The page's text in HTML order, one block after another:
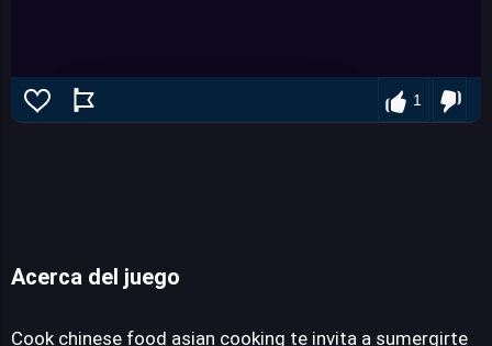
1
Acerca del juego
Cook chinese food asian cooking te invita a sumergirte